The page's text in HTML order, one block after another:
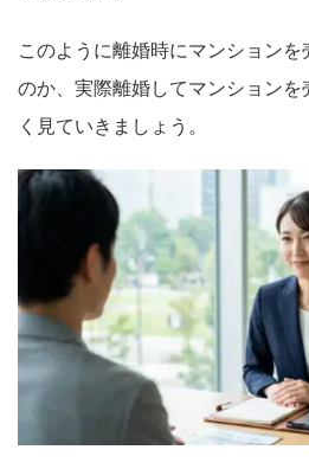
このように離婚時にマンション
のか、実際離婚してマンションを
く見ていきましょう。